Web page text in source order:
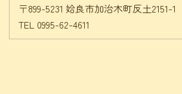
〒899-5231 姶良市加治木町反土2151-1
TEL 0995-62-4611